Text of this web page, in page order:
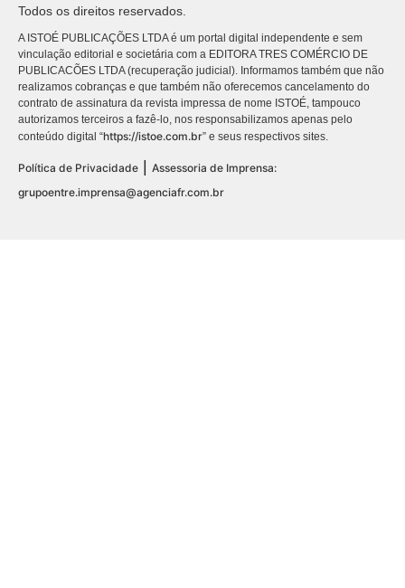
Todos os direitos reservados.
A ISTOÉ PUBLICAÇÕES LTDA é um portal digital independente e sem
vinculação editorial e societária com a EDITORA TRES COMÉRCIO DE
PUBLICACÕES LTDA (recuperação judicial). Informamos também que não
realizamos cobranças e que também não oferecemos cancelamento do
contrato de assinatura da revista impressa de nome ISTOÉ, tampouco
autorizamos terceiros a fazê-lo, nos responsabilizamos apenas pelo
conteúdo digital “https://istoe.com.br” e seus respectivos sites.
Política de Privacidade
Assessoria de Imprensa:
grupoentre.imprensa@agenciafr.com.br